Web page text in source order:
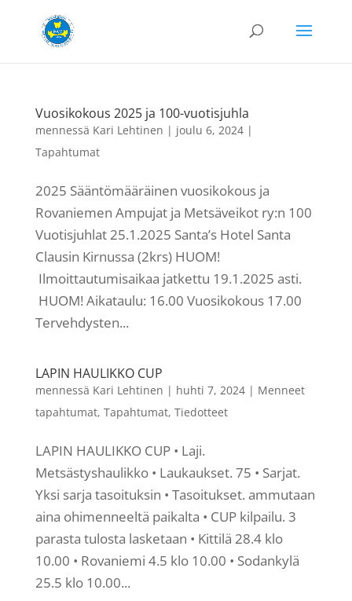
Vuosikokous 2025 ja 100-vuotisjuhla
mennessä Kari Lehtinen | joulu 6, 2024|
Tapahtumat
2025 Sääntömääräinen vuosikokous ja
Rovaniemen Ampujat ja Metsäveikot ry:n 100
Vuotisjuhlat 25.1.2025 Santa’s Hotel Santa
Clausin Kirnussa (2krs) HUOM!
Ilmoittautumisaikaa jatkettu 19.1.2025 asti.
HUOM! Aikataulu: 16.00 Vuosikokous 17.00
Tervehdysten...
LAPIN HAULIKKO CUP
mennessä Kari Lehtinen | huhti 7, 2024| Menneet
tapahtumat, Tapahtumat, Tiedotteet
LAPIN HAULIKKO CUP • Laji.
Metsästyshaulikko • Laukaukset. 75 • Sarjat.
Yksi sarja tasoituksin • Tasoitukset. ammutaan
aina ohimenneeltä paikalta • CUP kilpailu. 3
parasta tulosta lasketaan • Kittilä 28.4 klo
10.00 • Rovaniemi 4.5 klo 10.00 • Sodankylä
25.5 klo 10.00...